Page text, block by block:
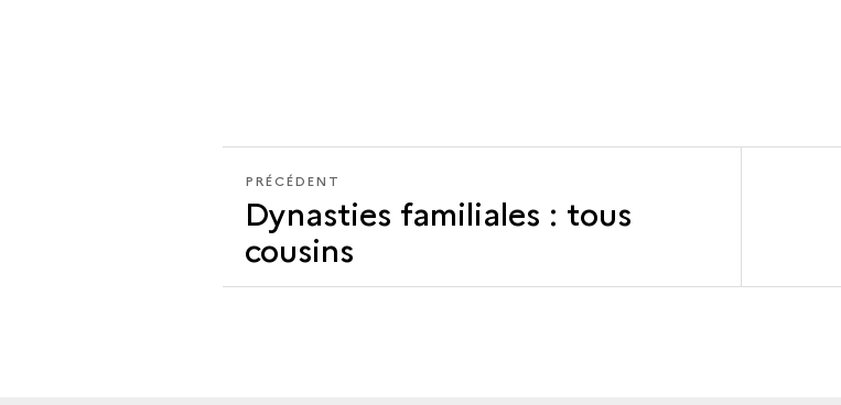
PRÉCÉDENT
LA
TENTATION
DE
LA
PRÉCÉDENT
Dynasties familiales : tous
cousins